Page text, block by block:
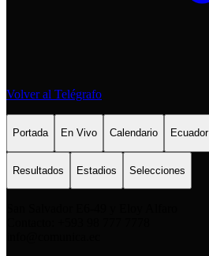
Volver al Telégrafo
Portada En Vivo Calendario Ecuador
Resultados Estadios Selecciones